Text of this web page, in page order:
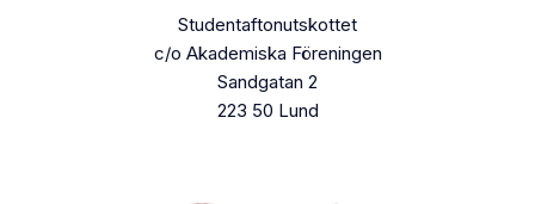
Studentaftonutskottet
c/o Akademiska Föreningen
Sandgatan 2
223 50 Lund